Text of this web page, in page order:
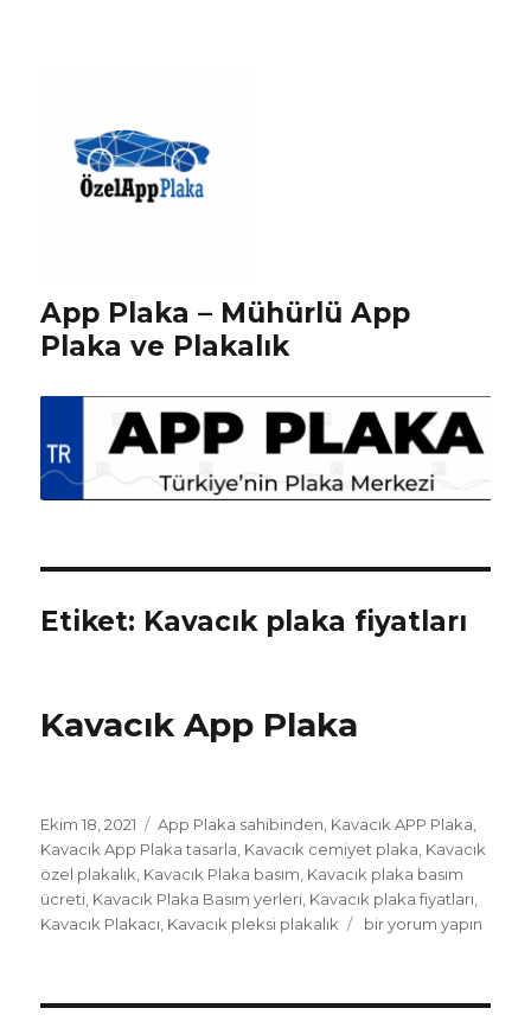
App Plaka – Mühürlü App
Plaka ve Plakalık
Etiket: Kavacık plaka fiyatları
Kavacık App Plaka
Yayın
tarihi
Ekim 18, 2021 Etiketler
App Plaka sahibinden Kavacık APP Plaka
Kavacık App Plaka tasarla Kavacık cemiyet plaka Kavacık
özel plakalık Kavacık Plaka basım Kavacık plaka basım
ücreti Kavacık Plaka Basım yerleri Kavacık plaka fiyatları
Kavacık Plakacı Kavacık pleksi plakalık
Kavacık
bir yorum yapın